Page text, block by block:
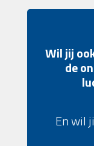
Wil jij
de
En wil